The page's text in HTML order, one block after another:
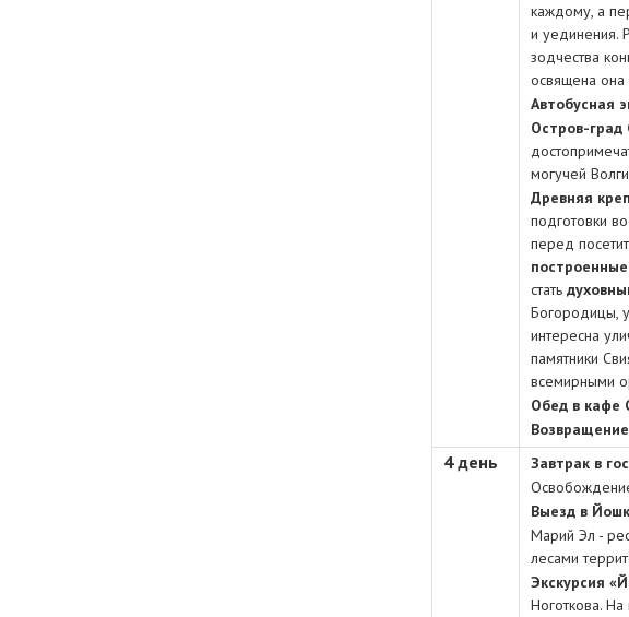
каждому, а
и уединения.
зодчества
освящена
Автобусная
Остров-град
могучей
Древняя
подготовки
перед
стать
Богородицы,
интересна
памятники
всемирными
Обед в кафе
4 день
Завтрак в
Выезд в
Марий Эл -
лесами
Экскурсия
Ноготкова.